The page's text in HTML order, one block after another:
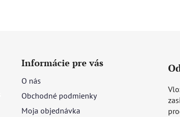
Informácie pre vás
O nás
Obchodné podmienky
Moja objednávka